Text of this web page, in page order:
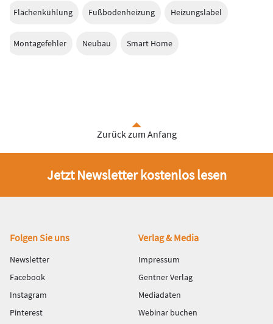
Flächenkühlung Fußbodenheizung Heizungslabel
Montagefehler Neubau Smart Home
Zurück zum Anfang
Jetzt Newsletter kostenlos lesen
Fußbereich
Folgen Sie uns
Newsletter
Facebook
Instagram
Pinterest
Verlag & Media
Impressum
Gentner Verlag
Mediadaten
Webinar buchen